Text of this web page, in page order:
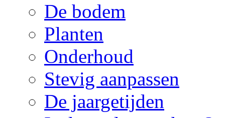
De bodem
Planten
Onderhoud
Stevig aanpassen
De jaargetijden